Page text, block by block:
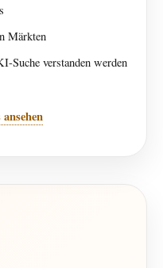
Märkten
Suche verstanden werden